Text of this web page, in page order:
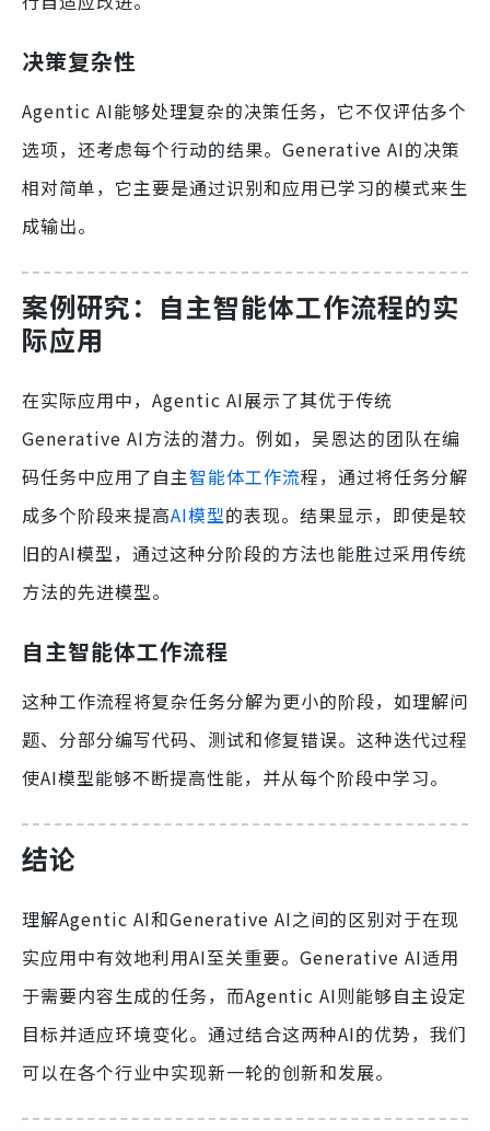
决策复杂性
Agentic AI能够处理复杂的决策任务，它不仅评估多个
选项，还考虑每个行动的结果。Generative AI的决策
相对简单，它主要是通过识别和应用已学习的模式来生
成输出。
案例研究：自主智能体工作流程的实
际应用
在实际应用中，Agentic AI展示了其优于传统
Generative AI方法的潜力。例如，吴恩达的团队在编
码任务中应用了自主智能体工作流程，通过将任务分解
成多个阶段来提高AI模型的表现。结果显示，即使是较
旧的AI模型，通过这种分阶段的方法也能胜过采用传统
方法的先进模型。
自主智能体工作流程
这种工作流程将复杂任务分解为更小的阶段，如理解问
题、分部分编写代码、测试和修复错误。这种迭代过程
使AI模型能够不断提高性能，并从每个阶段中学习。
结论
理解Agentic AI和Generative AI之间的区别对于在现
实应用中有效地利用AI至关重要。Generative AI适用
于需要内容生成的任务，而Agentic AI则能够自主设定
目标并适应环境变化。通过结合这两种AI的优势，我们
可以在各个行业中实现新一轮的创新和发展。